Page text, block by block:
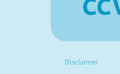
Disclaimer